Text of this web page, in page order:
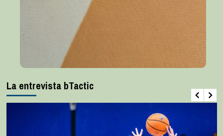
La entrevista bTactic